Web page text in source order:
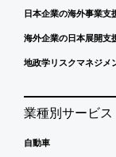
日本企業の海外事業支
海外企業の日本展開支
地政学リスクマネジメ
業種別サービス
自動車